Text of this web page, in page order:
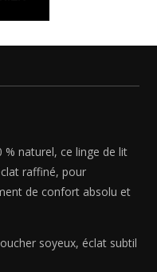
naturel, ce linge de lit
raffiné, pour
de confort absolu et
soyeux, éclat subtil